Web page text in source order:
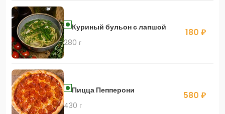
Куриный бульон с лапшой
280 г
180 ₽
Пицца Пепперони
430 г
580 ₽